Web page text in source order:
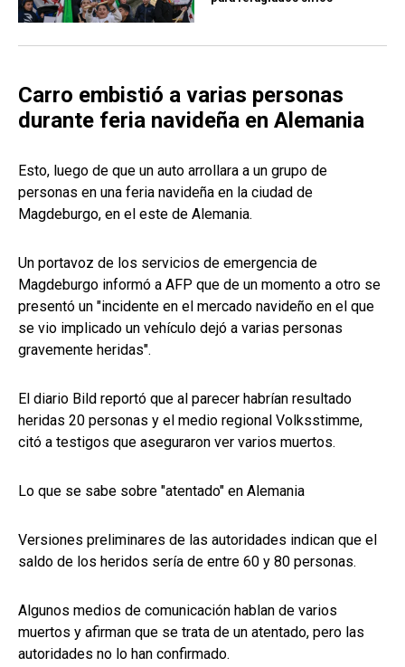
Carro embistió a varias personas
durante feria navideña en Alemania
Esto, luego de que un auto arrollara a un grupo de
personas en una feria navideña en la ciudad de
Magdeburgo, en el este de Alemania.
Un portavoz de los servicios de emergencia de
Magdeburgo informó a AFP que de un momento a otro se
presentó un "incidente en el mercado navideño en el que
se vio implicado un vehículo dejó a varias personas
gravemente heridas".
El diario Bild reportó que al parecer habrían resultado
heridas 20 personas y el medio regional Volksstimme,
citó a testigos que aseguraron ver varios muertos.
Lo que se sabe sobre "atentado" en Alemania
Versiones preliminares de las autoridades indican que el
saldo de los heridos sería de entre 60 y 80 personas.
Algunos medios de comunicación hablan de varios
muertos y afirman que se trata de un atentado, pero las
autoridades no lo han confirmado.